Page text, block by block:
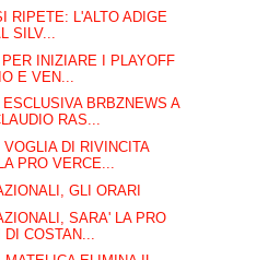
RIPETE: L'ALTO ADIGE
SILV...
INIZIARE I PLAYOFF
E VEN...
ESCLUSIVA BRBZNEWS A
RAS...
VOGLIA DI RIVINCITA
PRO VERCE...
GLI ORARI
SARA' LA PRO
COSTAN...